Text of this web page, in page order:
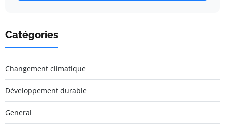
Catégories
Changement climatique
Développement durable
General